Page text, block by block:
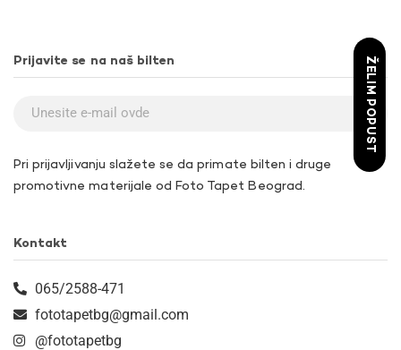
Prijavite se na naš bilten
Pri prijavljivanju slažete se da primate bilten i druge
promotivne materijale od Foto Tapet Beograd.
Kontakt
065/2588-471
fototapetbg@gmail.com
@fototapetbg
ŽELIM POPUST